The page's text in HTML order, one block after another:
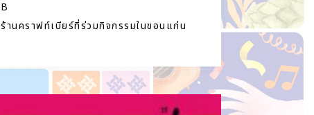
B
ร้านคราฟท์เบียร์ที่ร่วมกิจกรรมในขอนแก่น